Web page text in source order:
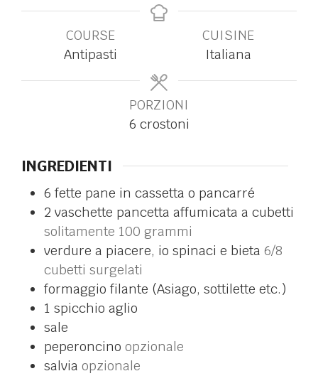
COURSE
Antipasti
CUISINE
Italiana
PORZIONI
6 crostoni
INGREDIENTI
6 fette pane in cassetta o pancarré
2 vaschette pancetta affumicata a cubetti
solitamente 100 grammi
verdure a piacere, io spinaci e bieta 6/8
cubetti surgelati
formaggio filante (Asiago, sottilette etc.)
1 spicchio aglio
sale
peperoncino opzionale
salvia opzionale